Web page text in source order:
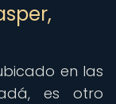
en las
es otro